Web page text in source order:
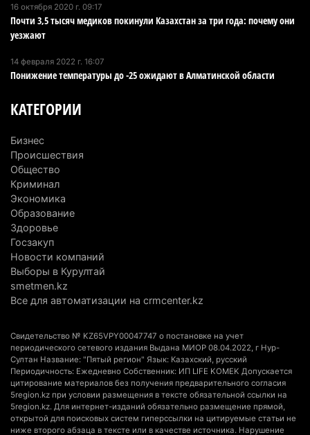
горах Алматинской области после камнепада
5 августа 2026 г. 11:23
Хозяина собак, едва не загрызших ребенка в
Алматинской области, судят спустя год после
5 августа 2026 г. 09:17
В Алматинской области запустят производство
катеров для Formula-1 H2O и откроют академию
пилотов
5 августа 2026 г. 08:29
В Alatau City Authority назначили нового
директора по коммуникациям
Партия «Әділет» предложила превратить
4 августа 2026 г. 15:11 176
В Алматинской области назначили нового
председателя административного суда
4 августа 2026 г. 14:29 157
16 октября 2020 г. 09:17
Почти 3,5 тысяч медиков покинули Казахстан за три года: почему они
уезжают
14 февраля 2022 г. 16:07
Понижение температуры до -25 ожидают в Алматинской области
КАТЕГОРИИ
Бизнес
Происшествия
Общество
Криминал
Экономика
Образование
Здоровье
Госзакуп
Новости компаний
Выборы в Курултай
smetmen.kz
Все для автоматизации на crmcenter.kz
Свидетельство № KZ65VPY00047747 о постановке на учет
периодического сетевого издания Выдана МИОР 08.04.2022, г Нур-
Султан Название: "Пятый регион" Язык: Казахский, русский
Периодичность: Ежедневно Собственник: ИП LIFE KOMEK Допускается
цитирование материалов без получения предварительного согласия
5region.kz при условии размещения в тексте обязательной ссылки на
5region.kz. Для интернет-изданий обязательно размещение прямой,
открытой для поисковых систем гиперссылки на цитируемые статьи не
ниже второго абзаца в тексте или в качестве источника. Нарушение